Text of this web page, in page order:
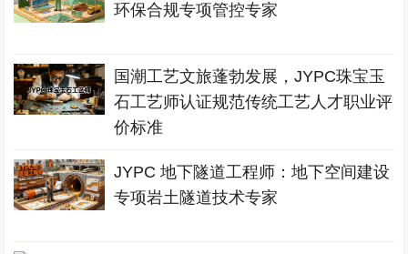
环保合规专项管控专家
国潮工艺文旅蓬勃发展，JYPC珠宝玉
石工艺师认证规范传统工艺人才职业评
价标准
JYPC 地下隧道工程师：地下空间建设
专项岩土隧道技术专家